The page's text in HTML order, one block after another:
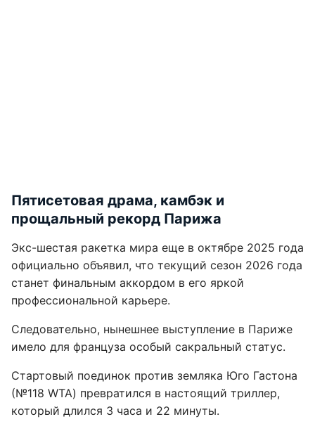
Пятисетовая драма, камбэк и
прощальный рекорд Парижа
Экс-шестая ракетка мира еще в октябре 2025 года
официально объявил, что текущий сезон 2026 года
станет финальным аккордом в его яркой
профессиональной карьере.
Следовательно, нынешнее выступление в Париже
имело для француза особый сакральный статус.
Стартовый поединок против земляка Юго Гастона
(№118 WTA) превратился в настоящий триллер,
который длился 3 часа и 22 минуты.